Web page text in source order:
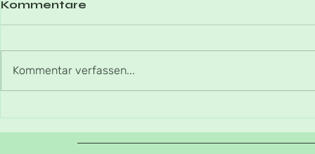
Kommentare
Kommentar verfassen...